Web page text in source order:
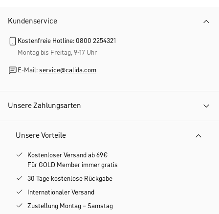
Kundenservice
Kostenfreie Hotline: 0800 2254321
Montag bis Freitag, 9-17 Uhr
E-Mail: service@calida.com
Unsere Zahlungsarten
Unsere Vorteile
Kostenloser Versand ab 69€
Für GOLD Member immer gratis
30 Tage kostenlose Rückgabe
Internationaler Versand
Zustellung Montag – Samstag